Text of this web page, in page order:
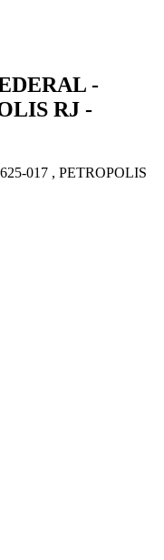
-
RJ -
017 , PETROPOLIS